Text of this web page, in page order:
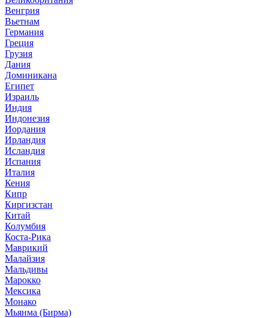
Венгрия
Вьетнам
Германия
Греция
Грузия
Дания
Доминикана
Египет
Израиль
Индия
Индонезия
Иордания
Ирландия
Исландия
Испания
Италия
Кения
Кипр
Киргизстан
Китай
Колумбия
Коста-Рика
Маврикий
Малайзия
Мальдивы
Марокко
Мексика
Монако
Мьянма (Бирма)